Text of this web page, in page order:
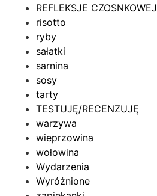
REFLEKSJE CZOSNKOWEJ
risotto
ryby
sałatki
sarnina
sosy
tarty
TESTUJĘ/RECENZUJĘ
warzywa
wieprzowina
wołowina
Wydarzenia
Wyróżnione